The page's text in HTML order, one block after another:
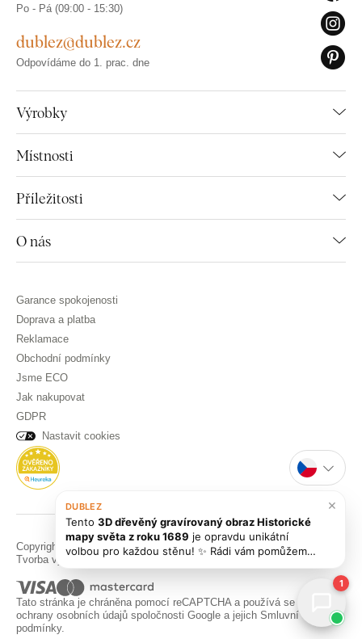
Výrobky
Místnosti
Příležitosti
O nás
Po - Pá (09:00 - 15:30)
dublez@dublez.cz
Odpovídáme do 1. prac. dne
Garance spokojenosti
Doprava a platba
Reklamace
Obchodní podmínky
Jsme ECO
Jak nakupovat
GDPR
Nastavit cookies
Copyright © DUBLEZ 2026 | Všechna práva vyhrazena
Tvorba výkonných internetových obchodů od
RIESENIA
Tato stránka je chráněna pomocí reCAPTCHA a používá se
ochrany osobních údajů spoločnosti Google a jejich Smluvní
podmínky.
1
DUBLEZ
Tento 3D dřevěný gravírovaný obraz Historické
mapy světa z roku 1689 je opravdu unikátní
volbou pro každou stěnu! ✨ Rádi vám pomůžeme
abyste si vybrali ten pravý obraz pro váš domov.
×